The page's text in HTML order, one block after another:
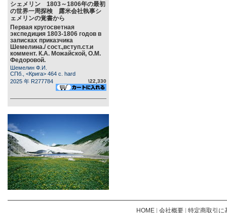
シェメリン 1803～1806年の最初
の世界一周探検 露米会社執事シ
ェメリンの覚書から
Первая кругосветная
экспедиция 1803-1806 годов в
записках приказчика
Шемелина./ сост.,вступ.ст.и
коммент. К.А. Можайской, О.М.
Федоровой.
Шемелин Ф.И.
СПб., <Крига> 464 c. hard
2025 年 R277784
\22,330
HOME| 会社概要| 特定商取引に